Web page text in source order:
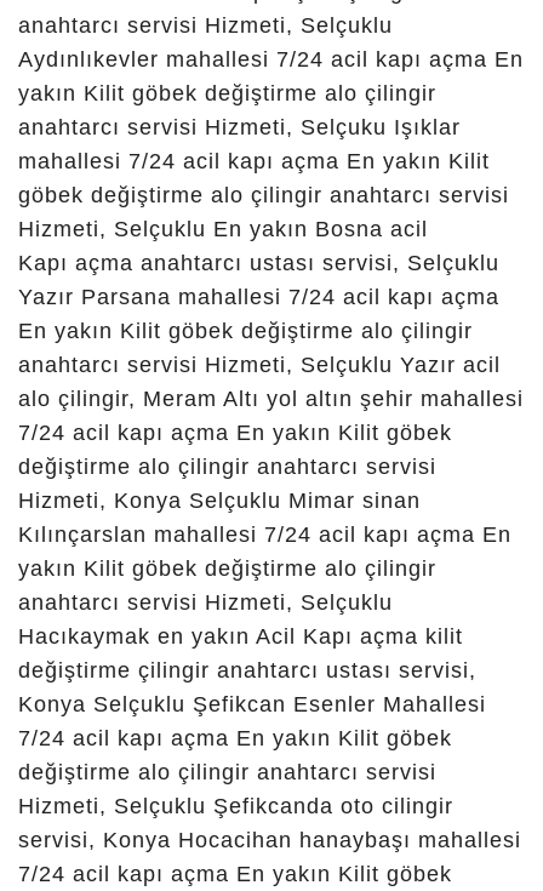
konya, konya
beyşehir
çilingir,
konya
cihanbeyli
çilingir,
çilingir ci
konya, konya
karatay da
çilingir,